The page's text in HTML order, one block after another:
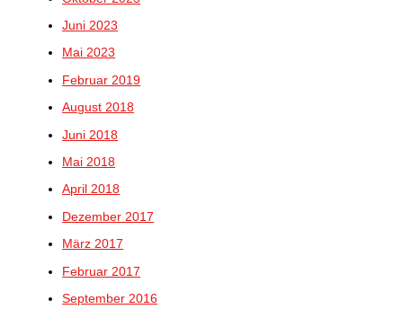
Juni 2023
Mai 2023
Februar 2019
August 2018
Juni 2018
Mai 2018
April 2018
Dezember 2017
März 2017
Februar 2017
September 2016